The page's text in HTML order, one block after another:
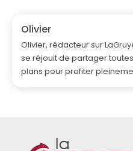
Olivier
Olivier, rédacteur sur
se réjouit de partager
plans pour profiter